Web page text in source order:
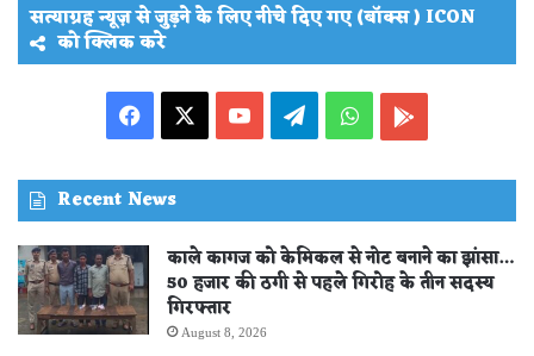
सत्याग्रह न्यूज़ से जुड़ने के लिए नीचे दिए गए (बॉक्स ) ICON
को क्लिक करे
Facebook YouTubeTelegramWhatsApp
Recent News
काले कागज को केमिकल से नोट बनाने का झांसा…
50 हजार की ठगी से पहले गिरोह के तीन सदस्य
गिरफ्तार
August 8, 2026